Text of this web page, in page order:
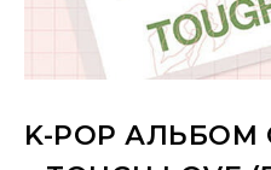
K-POP АЛЬБОМ